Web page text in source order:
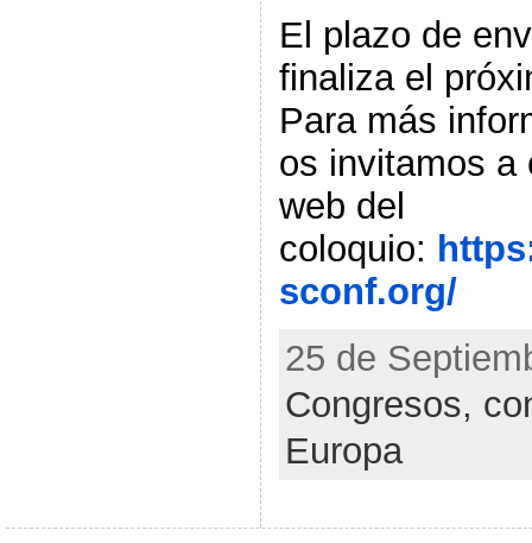
El plazo de
finaliza el
Para más
os invitamos a
web del
coloquio:
sconf.org/
25 de
Congresos,
Europa